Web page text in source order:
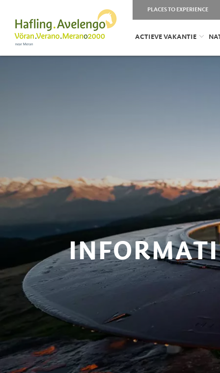
PLACES TO EXPERIENCE
ACTIEVE VAKANTIE